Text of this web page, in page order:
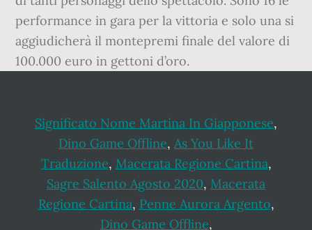
performance in gara per la vittoria e solo una si
aggiudicherà il montepremi finale del valore di
100.000 euro in gettoni d’oro.
Significato Nome Martina In Giapponese,
Dino Game Offline, As You Like It
Traduzione, Macerata Regione Cartina,
Sagre Salento Agosto 2020, Macerata
Regione Cartina, Penne Aurora Argento,
Dino Game Offline,